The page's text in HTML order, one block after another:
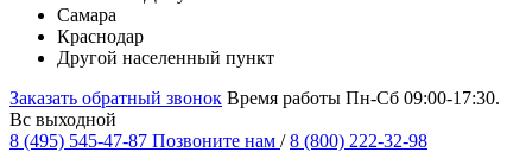
Самара
Краснодар
Другой населенный пункт
Заказать обратный звонок Время работы Пн-Сб 09:00-17:30.
Вс выходной
8 (495) 545-47-87 Позвоните нам / 8 (800) 222-32-98